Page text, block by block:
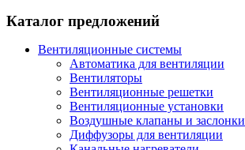
Каталог предложений
Вентиляционные системы
Автоматика для вентиляции
Вентиляторы
Вентиляционные решетки
Вентиляционные установки
Воздушные клапаны и заслонки
Диффузоры для вентиляции